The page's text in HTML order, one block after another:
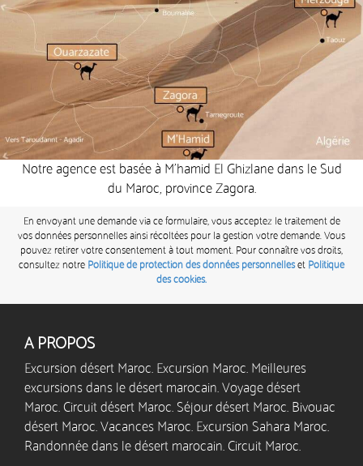
Notre agence est basée à M’hamid El Ghizlane dans le Sud
du Maroc, province Zagora.
En envoyant une demande via ce formulaire, vous acceptez le traitement de
vos données personnelles ainsi récoltées pour la gestion votre demande. Vous
pouvez retirer votre consentement à tout moment. Pour connaître vos droits,
consultez notre Politique de protection des données personnelles et Politique
des cookies.
A PROPOS
Excursion désert Maroc. Excursion Maroc. Meilleures
excursions dans le désert marocain. Voyage désert
Maroc. Circuit désert Maroc. Séjour désert Maroc. Bivouac
désert Maroc. Vacances Maroc. Excursion Sahara Maroc.
Randonnée dans le désert marocain. Circuit Maroc.